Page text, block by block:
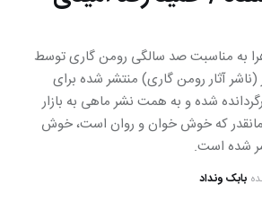
به مناسبت صد سالگی رومن گاری توسط
(ناشر آثار رومن گاری) منتشر شده برای
شده و به همت نشر ماهی به بازار
که خوش خوان و روان است، خوش
شده است.
بابک ونداد